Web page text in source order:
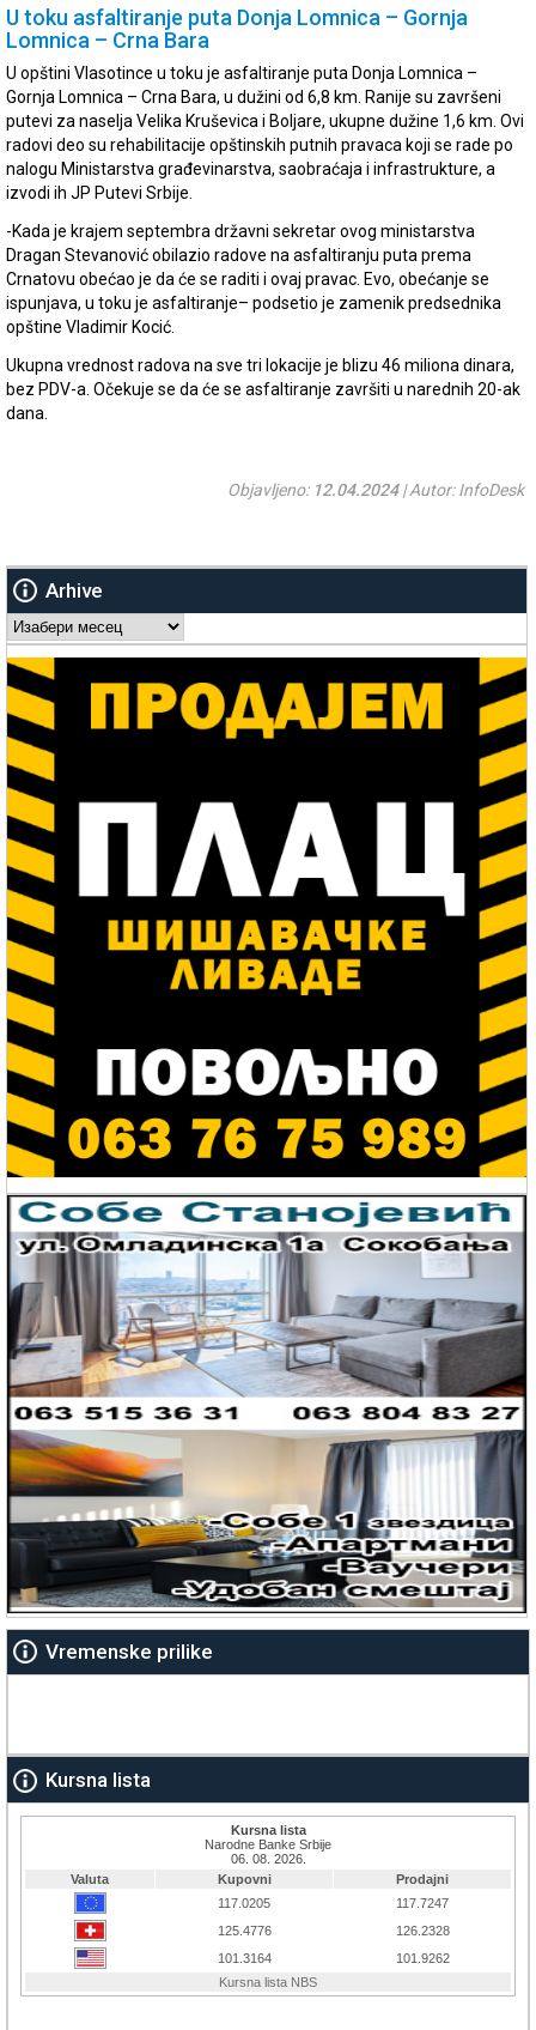
U toku asfaltiranje puta Donja Lomnica – Gornja
Lomnica – Crna Bara
U opštini Vlasotince u toku je asfaltiranje puta Donja Lomnica –
Gornja Lomnica – Crna Bara, u dužini od 6,8 km. Ranije su završeni
putevi za naselja Velika Kruševica i Boljare, ukupne dužine 1,6 km. Ovi
radovi deo su rehabilitacije opštinskih putnih pravaca koji se rade po
nalogu Ministarstva građevinarstva, saobraćaja i infrastrukture, a
izvodi ih JP Putevi Srbije.
-Kada je krajem septembra državni sekretar ovog ministarstva
Dragan Stevanović obilazio radove na asfaltiranju puta prema
Crnatovu obećao je da će se raditi i ovaj pravac. Evo, obećanje se
ispunjava, u toku je asfaltiranje– podsetio je zamenik predsednika
opštine Vladimir Kocić.
Ukupna vrednost radova na sve tri lokacije je blizu 46 miliona dinara,
bez PDV-a. Očekuje se da će se asfaltiranje završiti u narednih 20-ak
dana.
Objavljeno: 12.04.2024| Autor: InfoDesk
Arhive
Arhive
Vremenske prilike
Kursna lista